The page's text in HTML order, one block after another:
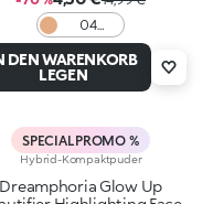
04
Caramel
DEN WARENKORB
LEGEN
SPECIAL PROMO %
Hybrid-Kompaktpuder
Dreamphoria Glow Up